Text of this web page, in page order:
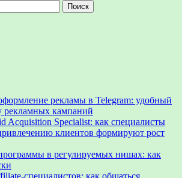
рекламы в Telegram: удобный
рекламных кампаний
Acquisition Specialist: как специалисты
клиентов формируют рост
в регулируемых нишах: как